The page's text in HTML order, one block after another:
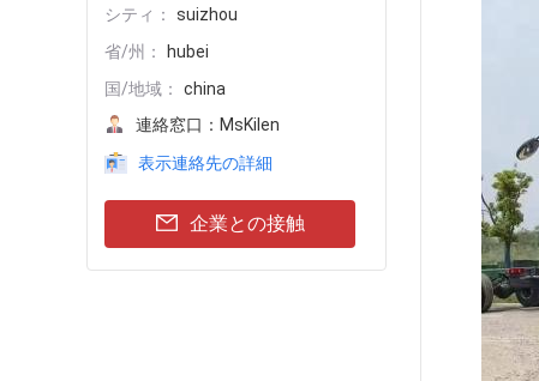
シティ：
suizhou
省/州：
hubei
国/地域：
china
連絡窓口： MsKilen
表示連絡先の詳細
企業との接触